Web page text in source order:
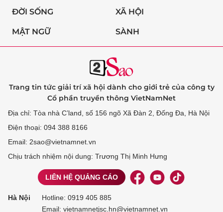
ĐỜI SỐNG XÃ HỘI
MẬT NGỮ SÀNH
Trang tin tức giải trí xã hội dành cho giới trẻ của công ty
Cổ phần truyền thông VietNamNet
Địa chỉ: Tòa nhà C’land, số 156 ngõ Xã Đàn 2, Đống Đa, Hà Nội
Điện thoại: 094 388 8166
Email: 2sao@vietnamnet.vn
Chịu trách nhiệm nội dung: Trương Thị Minh Hưng
LIÊN HỆ QUẢNG CÁO
Hà Nội Hotline: 0919 405 885
Email: vietnamnetjsc.hn@vietnamnet.vn